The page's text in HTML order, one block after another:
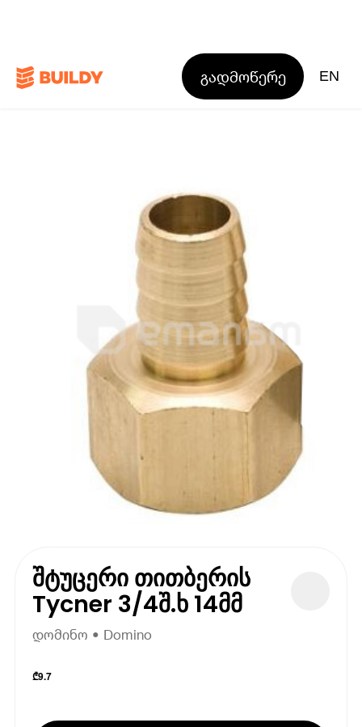
გადმოწერე EN
შტუცერი თითბერის
Tycner 3/4შ.ხ 14მმ
დომინო • Domino
₾9.7